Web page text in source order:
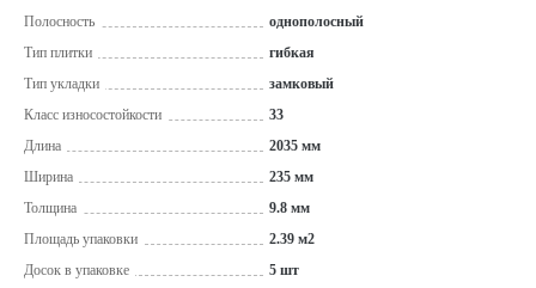
Полосность
однополосный
Тип плитки
гибкая
Тип укладки
замковый
Класс износостойкости
33
Длина
2035 мм
Ширина
235 мм
Толщина
9.8 мм
Площадь упаковки
2.39 м2
Досок в упаковке
5 шт